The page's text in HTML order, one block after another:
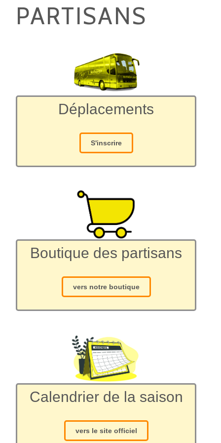
PARTISANS
Déplacements
S'inscrire
Boutique des partisans
vers notre boutique
Calendrier de la saison
vers le site officiel